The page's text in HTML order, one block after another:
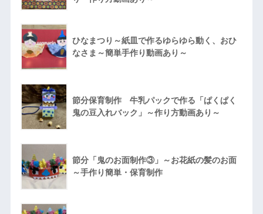
ひなまつり～紙皿で作るゆらゆら動く、おひ
なさま～簡単手作り動画あり～
節分保育制作 牛乳パックで作る「ぱくぱく
鬼の豆入れバック」～作り方動画あり～
節分「鬼のお面制作③」～お花紙の髪のお面
～手作り簡単・保育制作